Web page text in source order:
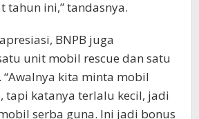
tahun ini,” tandasnya.
BNPB juga
unit mobil rescue dan satu
kita minta mobil
tapi katanya terlalu kecil, jadi
serba guna. Ini jadi bonus